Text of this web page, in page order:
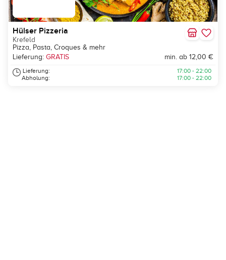
Hülser Pizzeria
Krefeld
Pizza, Pasta, Croques & mehr
Lieferung: GRATIS min. ab 12,00 €
Lieferung:
Abholung:
17:00 - 22:00
17:00 - 22:00